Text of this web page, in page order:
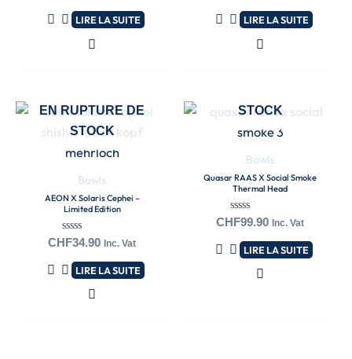
sur
5
LIRE LA SUITE
sur
5
LIRE LA SUITE
EN RUPTURE DE
STOCK
Bowls
AEON X Solaris Cephei –
Limited Edition
Note
sur
5
CHF34.90 Inc. Vat
LIRE LA SUITE
STOCK
Bowls
Quasar RAAS X Social Smoke
Thermal Head
Note
sur
5
CHF99.90 Inc. Vat
LIRE LA SUITE